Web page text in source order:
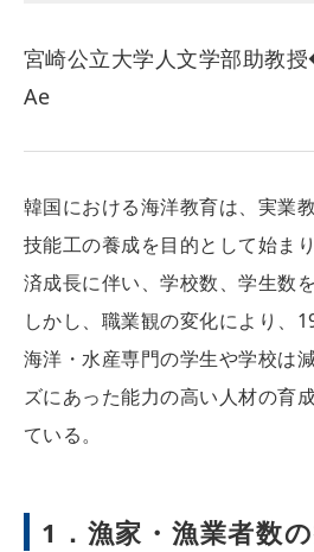
宮崎公立大学人文学部助教
Ae
韓国における海洋教育は、実業
技能工の養成を目的として始ま
済成長に伴い、学校数、学生数
しかし、職業観の変化により、
海洋・水産専門の学生や学校は
ズにあった能力の高い人材の育
ている。
1．漁家・漁業者数